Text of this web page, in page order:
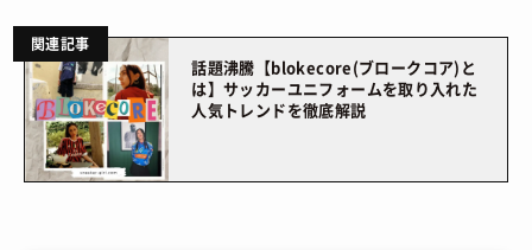
関連記事
話題沸騰【blokecore(ブロークコア)と
は】サッカーユニフォームを取り入れた
人気トレンドを徹底解説